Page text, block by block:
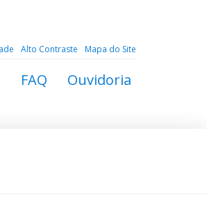
Alto Contraste Mapa do Site
FAQ Ouvidoria